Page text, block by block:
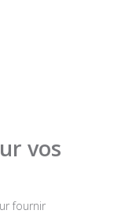
vos
fournir